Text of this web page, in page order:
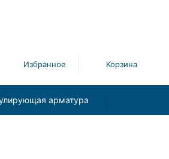
Избранное Корзина
арматура